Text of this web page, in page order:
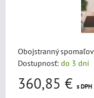
Obojstranný
Dostupnosť: do 3 dní
360,85 € s DPH